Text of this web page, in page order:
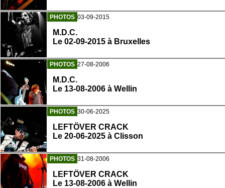
PHOTOS 03-09-2015
M.D.C.
Le 02-09-2015 à Bruxelles
PHOTOS 27-08-2006
M.D.C.
Le 13-08-2006 à Wellin
PHOTOS 30-06-2025
LEFTÖVER CRACK
Le 20-06-2025 à Clisson
PHOTOS 31-08-2006
LEFTÖVER CRACK
Le 13-08-2006 à Wellin